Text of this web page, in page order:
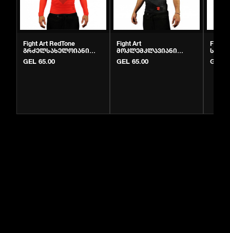
Fight Art RedTone
გრძელსახელოიანი
რაშგარდი | BJJ & MMA |
Krivi.ge
GEL 65.00
Fight Art
მოკლემკლავიანი
რაშგარდი | MMA და BJJ
სავარჯიშო ზედა
GEL 65.00
Fight
|
GEL